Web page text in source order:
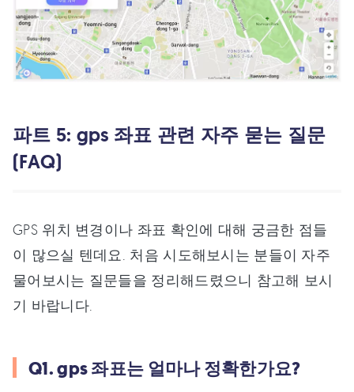
파트 5: gps 좌표 관련 자주 묻는 질문
(FAQ)
GPS 위치 변경이나 좌표 확인에 대해 궁금한 점들
이 많으실 텐데요. 처음 시도해보시는 분들이 자주
물어보시는 질문들을 정리해드렸으니 참고해 보시
기 바랍니다.
Q1. gps 좌표는 얼마나 정확한가요?